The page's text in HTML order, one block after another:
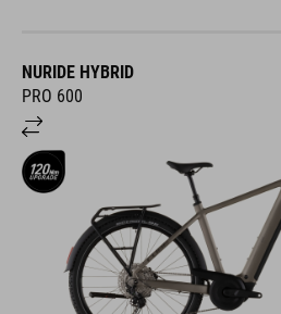
NURIDE HYBRID
PRO 600